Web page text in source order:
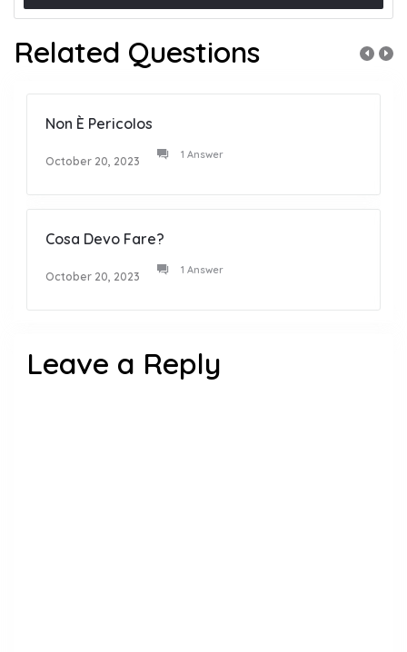
Related Questions
Non È Pericolos
October 20, 2023 1 Answer
Cosa Devo Fare?
October 20, 2023 1 Answer
Leave a Reply